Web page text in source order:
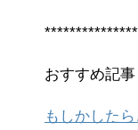
おすすめ記事
もしかした